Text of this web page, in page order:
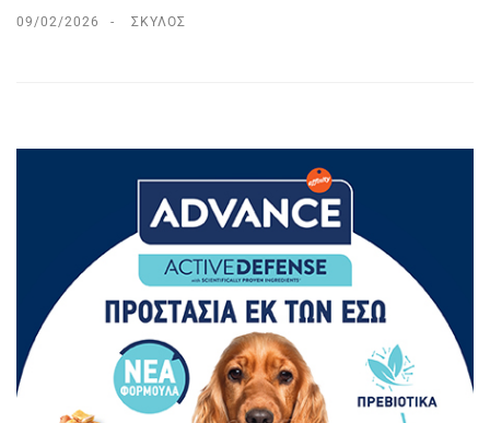
09/02/2026 ΣΚΎΛΟΣ